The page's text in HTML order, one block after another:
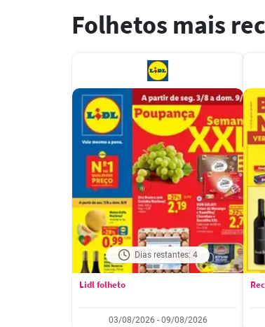
Folhetos mais
Dias restantes: 4
Lidl folheto
03/08/2026 - 09/08/2026